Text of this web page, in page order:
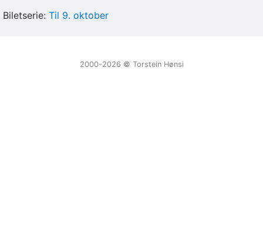
Biletserie: Til 9. oktober
2000-2026 ©️ Torstein Hønsi